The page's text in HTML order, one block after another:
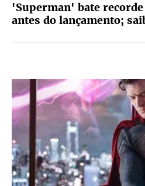
'Superman' bate
antes do lançamento;